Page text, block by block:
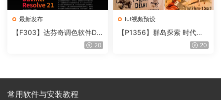
最新发布
【F303】达芬奇调色软件Da
Vinci Resolve Studio21.0.320
lut视频预设
【P1356】群岛探索 时代马
戏团 – QUEST 60 调色预设A
20
常用软件与安装教程